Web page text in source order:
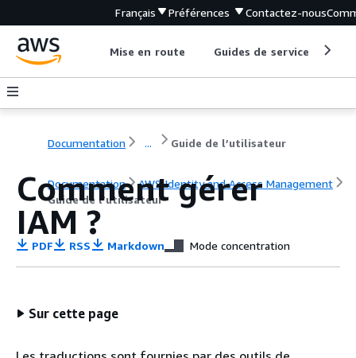
Français Préférences Contactez-nous
Mise en route Guides de service
Documentation ... Guide de l’utilisateur
Documentation
AWS Identity and Access Management
Guide de l’utilisateur
Comment gérer
IAM ?
PDF RSS Markdown Mode concentration
Sur cette page